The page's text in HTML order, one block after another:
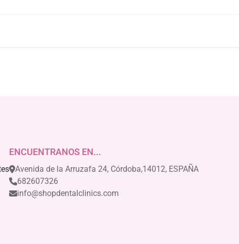
ENCUENTRANOS EN...
Avenida de la Arruzafa 24, Córdoba,14012, ESPAÑA
682607326
info@shopdentalclinics.com